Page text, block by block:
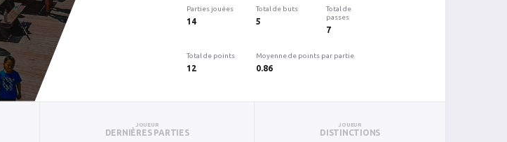
Parties jouées
14
Total de buts
5
Total de
passes
7
Total de points
12
Moyenne de points par partie
0.86
JOUEUR
DERNIÈRES PARTIES
JOUEUR
DISTINCTIONS